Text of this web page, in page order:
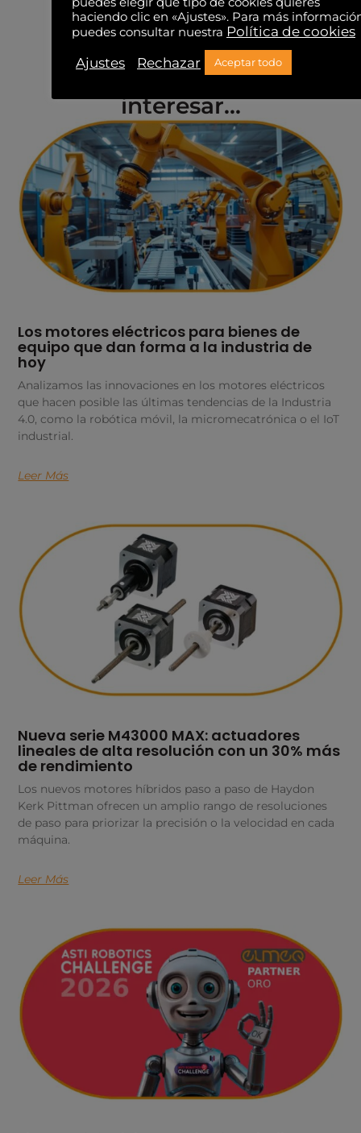
También te puede
interesar...
Los motores eléctricos para bienes de
equipo que dan forma a la industria de
hoy
Analizamos las innovaciones en los motores eléctricos
que hacen posible las últimas tendencias de la Industria
4.0, como la robótica móvil, la micromecatrónica o el IoT
industrial.
Leer Más
Nueva serie M43000 MAX: actuadores
lineales de alta resolución con un 30% más
de rendimiento
Los nuevos motores híbridos paso a paso de Haydon
Kerk Pittman ofrecen un amplio rango de resoluciones
de paso para priorizar la precisión o la velocidad en cada
máquina.
Leer Más
haciendo clic en «Ajustes». Para más
puedes consultar nuestra Política de cookies
Ajustes
Rechazar Aceptar todo